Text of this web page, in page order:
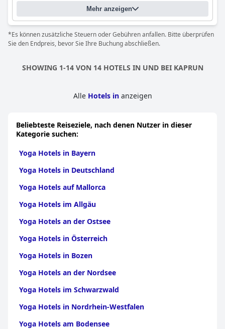
Mehr anzeigen
*Es können zusätzliche Steuern oder Gebühren anfallen. Bitte überprüfen
Sie den Endpreis, bevor Sie Ihre Buchung abschließen.
SHOWING 1-14 VON 14 HOTELS IN UND BEI KAPRUN
Alle Hotels in anzeigen
Beliebteste Reiseziele, nach denen Nutzer in dieser
Kategorie suchen:
Yoga Hotels in Bayern
Yoga Hotels in Deutschland
Yoga Hotels auf Mallorca
Yoga Hotels im Allgäu
Yoga Hotels an der Ostsee
Yoga Hotels in Österreich
Yoga Hotels in Bozen
Yoga Hotels an der Nordsee
Yoga Hotels im Schwarzwald
Yoga Hotels in Nordrhein-Westfalen
Yoga Hotels am Bodensee